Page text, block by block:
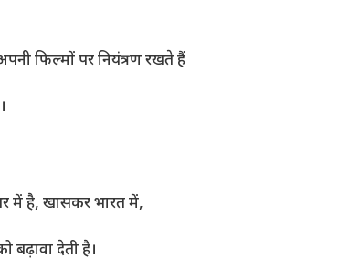
फिल्मों पर नियंत्रण रखते हैं
में है, खासकर भारत में,
बढ़ावा देती है।